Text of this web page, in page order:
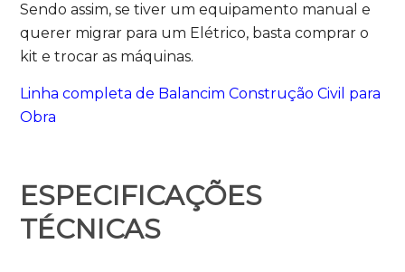
Sendo assim, se tiver um equipamento manual e
querer migrar para um Elétrico, basta comprar o
kit e trocar as máquinas.
Linha completa de Balancim Construção Civil para
Obra
ESPECIFICAÇÕES
TÉCNICAS